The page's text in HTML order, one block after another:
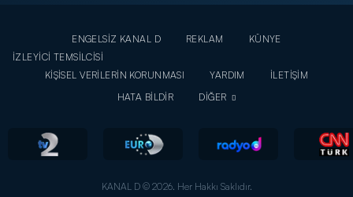
ENGELSİZ KANAL D REKLAM
KÜNYE
İZLEYİCİ TEMSİLCİSİ
KİŞİSEL VERİLERİN KORUNMASI
YARDIM
İLETİŞİM
HATA BİLDİR
DİĞER
KANAL D © 2026. Her Hakkı Saklıdır.